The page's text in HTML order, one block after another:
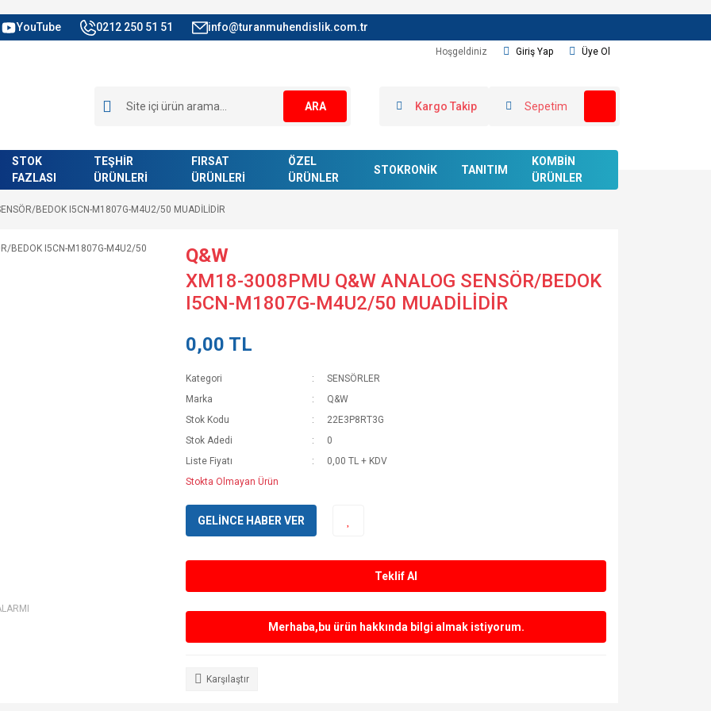
YouTube 0212 250 51 51 info@turanmuhendislik.com.tr
Hoşgeldiniz Giriş Yap Üye Ol
ARA Kargo Takip Sepetim
STOK
FAZLASI
TEŞHİR
ÜRÜNLERİ
FIRSAT
ÜRÜNLERİ
ÖZEL
ÜRÜNLER
STOKRONİK TANITIM
KOMBİN
ÜRÜNLER
BEDOK I5CN-M1807G-M4U2/50 MUADİLİDİR
Q&W
XM18-3008PMU Q&W ANALOG SENSÖR/BEDOK
I5CN-M1807G-M4U2/50 MUADİLİDİR
0,00 TL
Kategori
SENSÖRLER
Marka
Q&W
Stok Kodu
22E3P8RT3G
Stok Adedi
0
Liste Fiyatı
0,00 TL + KDV
Stokta Olmayan Ürün
GELİNCE HABER VER
Teklif Al
Merhaba,bu ürün hakkında bilgi almak istiyorum.
Karşılaştır